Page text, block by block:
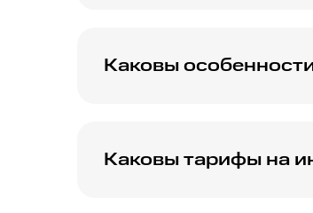
Каковы
Каковы тарифы на